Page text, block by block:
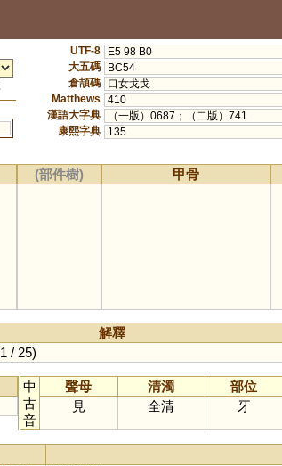
UTF-8
E5 98 B0
大五碼
BC54
倉頡碼
口女戈戈
Matthews
410
漢語大字典
（一版）0687；（二版）741
康熙字典
135
(部件樹) 甲骨
解釋
/ 25)
中
古
音
聲母 清濁 部位
見
全清 牙